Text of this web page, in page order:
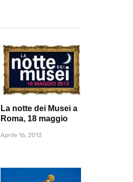
La notte dei Musei a
Roma, 18 maggio
Aprile 16, 2013